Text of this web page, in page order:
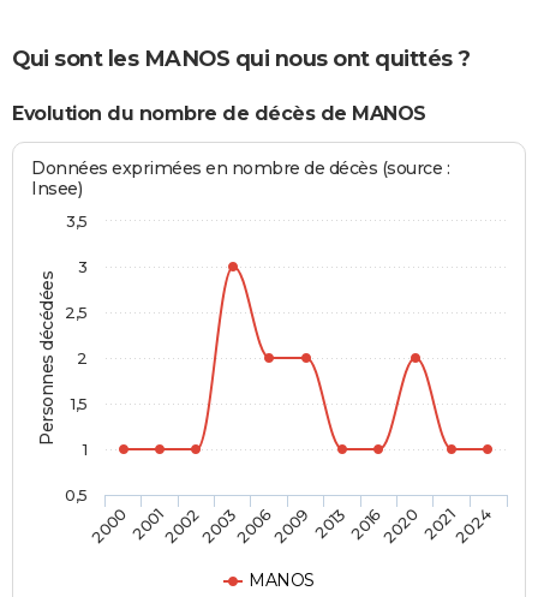
Qui sont les MANOS qui nous ont quittés ?
Evolution du nombre de décès de MANOS
Personnes décédées
Données exprimées en nombre de décès (source :
Insee)
MANOS
20002001200220032006200920132016202020212024
0,5
1
1,5
2
2,5
3
3,5